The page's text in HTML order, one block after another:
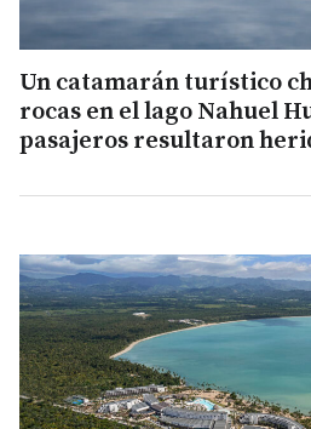
Un catamarán turístico
rocas en el lago Nahuel
pasajeros resultaron